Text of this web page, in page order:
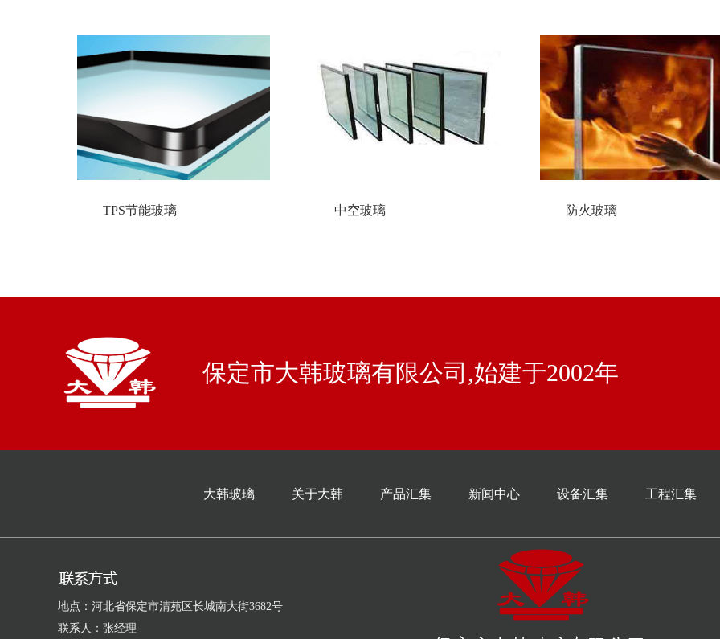
TPS节能玻璃 中空玻璃 防火玻璃
保定市大韩玻璃有限公司,始建于2002年
大韩玻璃 关于大韩 产品汇集 新闻中心 设备汇集 工程汇集
地点：河北省保定市清苑区长城南大街3682号
联系人：张经理